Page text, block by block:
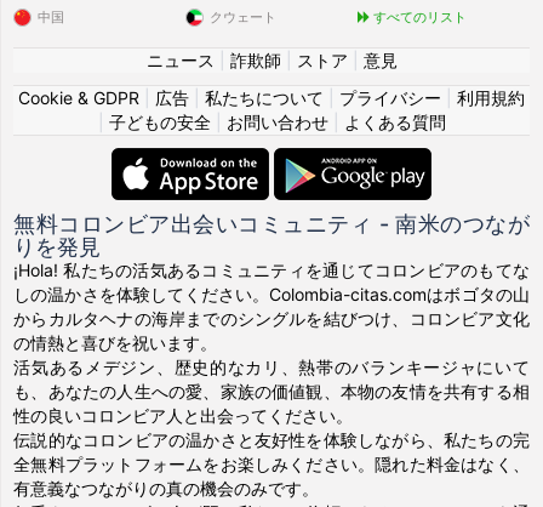
中国 クウェート すべてのリスト
ニュース 詐欺師 ストア
意見
Cookie & GDPR
広告 私たちについて プライバシー
利用規約
子どもの安全| お問い合わせ| よくある質問
無料コロンビア出会いコミュニティ - 南米のつなが
りを発見
¡Hola! 私たちの活気あるコミュニティを通じてコロンビアのもてな
しの温かさを体験してください。Colombia-citas.comはボゴタの山
からカルタヘナの海岸までのシングルを結びつけ、コロンビア文化
の情熱と喜びを祝います。
活気あるメデジン、歴史的なカリ、熱帯のバランキージャにいて
も、あなたの人生への愛、家族の価値観、本物の友情を共有する相
性の良いコロンビア人と出会ってください。
伝説的なコロンビアの温かさと友好性を体験しながら、私たちの完
全無料プラットフォームをお楽しみください。隠れた料金はなく、
有意義なつながりの真の機会のみです。